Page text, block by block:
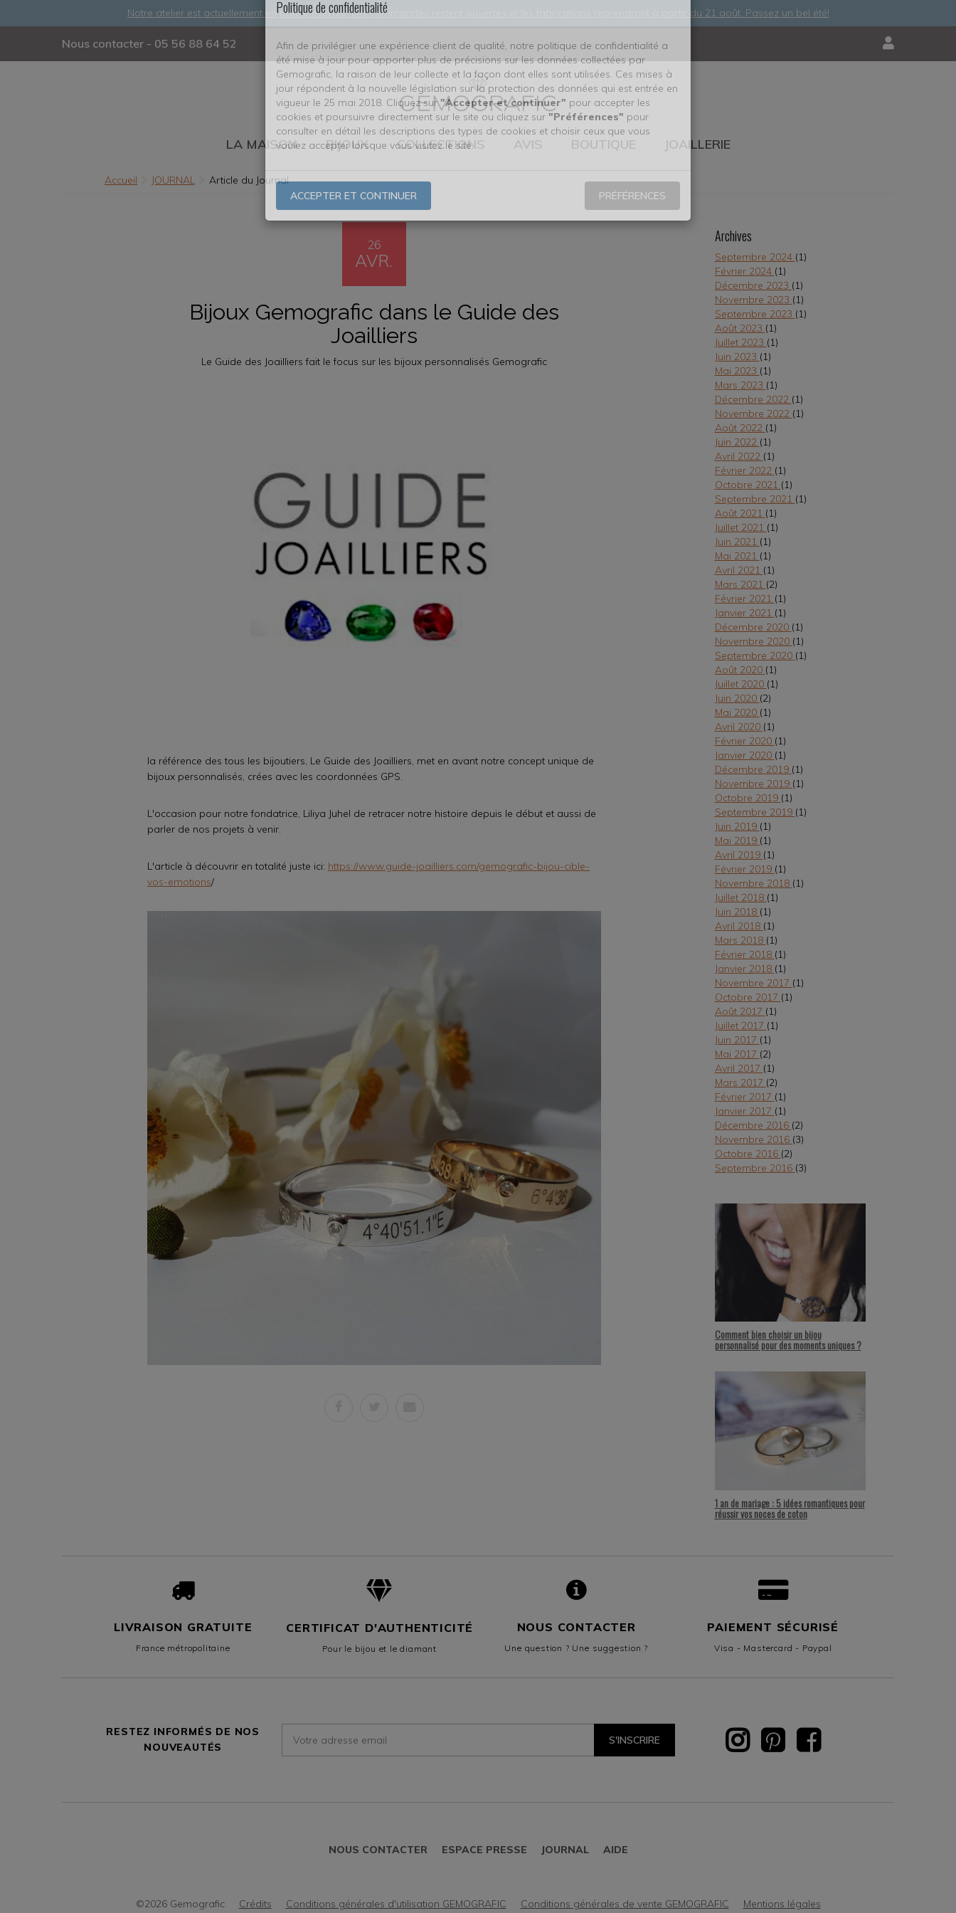
Politique de confidentialité
Afin de privilégier une expérience client de qualité, notre politique de confidentialité a
été mise à jour pour apporter plus de précisions sur les données collectées par
Gemografic, la raison de leur collecte et la façon dont elles sont utilisées. Ces mises à
jour répondent à la nouvelle législation sur la protection des données qui est entrée en
vigueur le 25 mai 2018. Cliquez sur"Accepter et continuer"pour accepter les
cookies et poursuivre directement sur le site ou cliquez sur
"Préférences"pour
voulez accepter lorsque vous visitez le site.
Notre atelier est actuellement en pause estivale. Les commandes restent ouvertes et les fabrications reprendront à partir du 21 août. Passez un bel été!
LA MAISON BIJOUX COLLECTIONS AVIS BOUTIQUE JOAILLERIE
Nous contacter - 05 56 88 64 52
MON
COMPTE
Accueil JOURNAL Article du Journal
26
AVR.
Bijoux Gemografic dans le Guide des
Joailliers
Le Guide des Joailliers fait le focus sur les bijoux personnalisés Gemografic
la référence des tous les bijoutiers, Le Guide des Joailliers, met en avant notre concept unique de
bijoux personnalisés, crées avec les coordonnées GPS.
L'occasion pour notre fondatrice, Liliya Juhel de retracer notre histoire depuis le début et aussi de
parler de nos projets à venir.
L'article à découvrir en totalité juste ici: https://www.guide-joailliers.com/gemografic-bijou-cible-
vos-emotions/
Archives
Septembre 2024 (1)
Février 2024 (1)
Décembre 2023 (1)
Novembre 2023 (1)
Septembre 2023 (1)
Août 2023 (1)
Juillet 2023 (1)
Juin 2023 (1)
Mai 2023 (1)
Mars 2023 (1)
Décembre 2022 (1)
Novembre 2022 (1)
Août 2022 (1)
Juin 2022 (1)
Avril 2022 (1)
Février 2022 (1)
Octobre 2021 (1)
Septembre 2021 (1)
Août 2021 (1)
Juillet 2021 (1)
Juin 2021 (1)
Mai 2021 (1)
Avril 2021 (1)
Mars 2021 (2)
Février 2021 (1)
Janvier 2021 (1)
Décembre 2020 (1)
Novembre 2020 (1)
Septembre 2020 (1)
Août 2020 (1)
Juillet 2020 (1)
Juin 2020 (2)
Mai 2020 (1)
Avril 2020 (1)
Février 2020 (1)
Janvier 2020 (1)
Décembre 2019 (1)
Novembre 2019 (1)
Octobre 2019 (1)
Septembre 2019 (1)
Juin 2019 (1)
Mai 2019 (1)
Avril 2019 (1)
Février 2019 (1)
Novembre 2018 (1)
Juillet 2018 (1)
Juin 2018 (1)
Avril 2018 (1)
Mars 2018 (1)
Février 2018 (1)
Janvier 2018 (1)
Novembre 2017 (1)
Octobre 2017 (1)
Août 2017 (1)
Juillet 2017 (1)
Juin 2017 (1)
Mai 2017 (2)
Avril 2017 (1)
Mars 2017 (2)
Février 2017 (1)
Janvier 2017 (1)
Décembre 2016 (2)
Novembre 2016 (3)
Octobre 2016 (2)
Septembre 2016 (3)
Comment bien choisir un bijou
personnalisé pour des moments uniques ?
1 an de mariage : 5 idées romantiques pour
réussir vos noces de coton
LIVRAISON GRATUITE
France métropolitaine
CERTIFICAT D'AUTHENTICITÉ
Pour le bijou et le diamant
NOUS CONTACTER
Une question ? Une suggestion ?
PAIEMENT SÉCURISÉ
Visa - Mastercard - Paypal
RESTEZ INFORMÉS DE NOS
NOUVEAUTÉS
la
S'INSCRIRE
NOUS CONTACTER ESPACE PRESSE JOURNAL AIDE
©2026 Gemografic Crédits Conditions générales d'utilisation GEMOGRAFIC Conditions générales de vente GEMOGRAFIC Mentions légales